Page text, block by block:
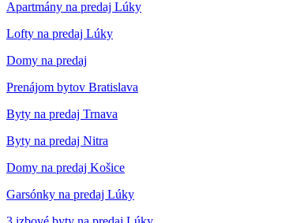
Apartmány na predaj Lúky
Lofty na predaj Lúky
Domy na predaj
Prenájom bytov Bratislava
Byty na predaj Trnava
Byty na predaj Nitra
Domy na predaj Košice
Garsónky na predaj Lúky